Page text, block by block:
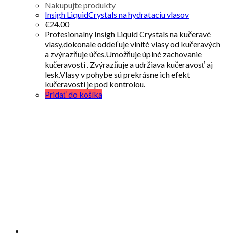
Nakupujte produkty
Insigh LiquidCrystals na hydrataciu vlasov
€24.00
Profesionalny Insigh Liquid Crystals na kučeravé
vlasy,dokonale oddeľuje vlnité vlasy od kučeravých
a zvýrazňuje účes.Umožňuje úplné zachovanie
kučeravosti . Zvýrazňuje a udržiava kučeravosť aj
lesk.Vlasy v pohybe sú prekrásne ich efekt
kučeravosti je pod kontrolou.
Pridať do košíka